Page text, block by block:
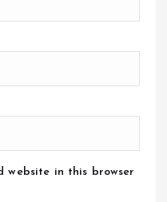
website in this browser